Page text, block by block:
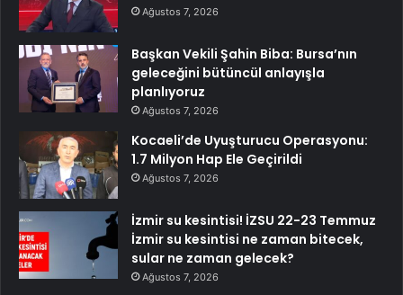
Ağustos 7, 2026
Başkan Vekili Şahin Biba: Bursa’nın
geleceğini bütüncül anlayışla
planlıyoruz
Ağustos 7, 2026
Kocaeli’de Uyuşturucu Operasyonu:
1.7 Milyon Hap Ele Geçirildi
Ağustos 7, 2026
İzmir su kesintisi! İZSU 22-23 Temmuz
İzmir su kesintisi ne zaman bitecek,
sular ne zaman gelecek?
Ağustos 7, 2026